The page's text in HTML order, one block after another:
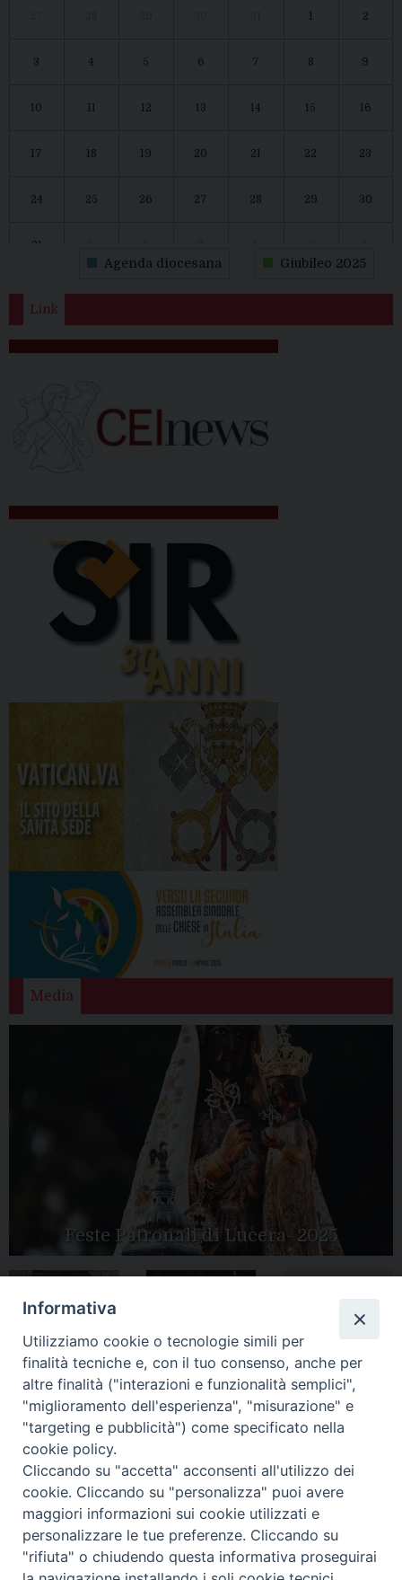
1 2
3 4 5 6 7 8 9
10 11 12 13 14 15 16
17 18 19 20 21 22 23
24 25 26 27 28 29 30
31
Agenda diocesana Giubileo 2025
Link
Media
Feste Patronali di Lucera- 2025
Apertura Anno
Mariae in Diocesi
Tutte le gallery
CONTATTI:
LUCERA: Piazza Duomo, 13 - 71036 Lucera (FG) − tel.
0881/520882 - e-mail: info@diocesiluceratroia.it
Segreteria del
Vescovo: tel/fax 0881/522244 - e-mail:
vescovo@diocesiluceratroia.it
TROIA: Piazza Episcopio - 71029 Troia (FG) − tel. 0881/977051
Informativa
Utilizziamo cookie o tecnologie simili per
finalità tecniche e, con il tuo consenso, anche per
altre finalità ("interazioni e funzionalità semplici",
"miglioramento dell'esperienza", "misurazione" e
"targeting e pubblicità") come specificato nella
cookie policy.
Cliccando su "accetta" acconsenti all'utilizzo dei
cookie. Cliccando su "personalizza" puoi avere
maggiori informazioni sui cookie utilizzati e
personalizzare le tue preferenze. Cliccando su
"rifiuta" o chiudendo questa informativa proseguirai